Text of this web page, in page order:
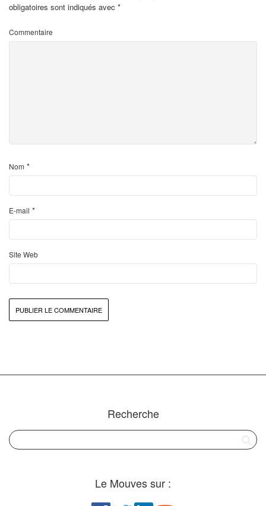
obligatoires sont indiqués avec *
Commentaire
Nom *
E-mail *
Site Web
Recherche
Le Mouves sur :